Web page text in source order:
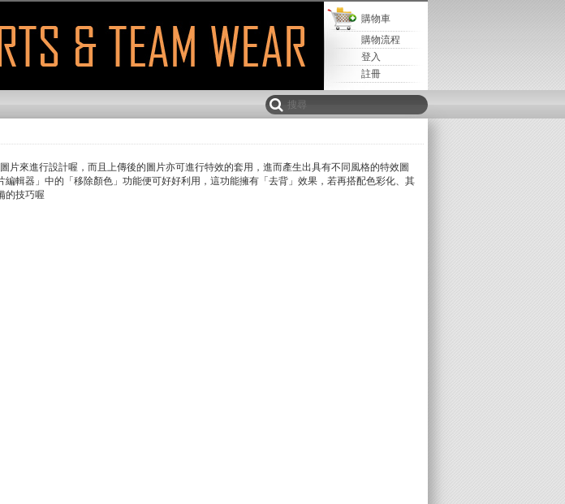
購物車
購物流程
登入
註冊
片來進行設計喔，而且上傳後的圖片亦可進行特效的套用，進而產生出具有不同風格的特效圖
輯器」中的「移除顏色」功能便可好好利用，這功能擁有「去背」效果，若再搭配色彩化、其
的技巧喔